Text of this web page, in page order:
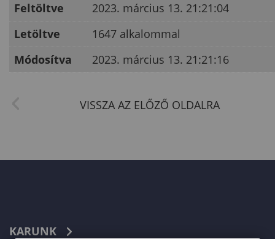
Feltöltve
2023. március 13. 21:21:04
Letöltve
1647 alkalommal
Módosítva
2023. március 13. 21:21:16
KARUNK